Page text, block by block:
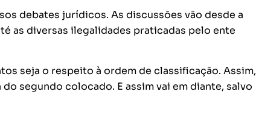
debates jurídicos. As discussões vão desde a
as diversas ilegalidades praticadas pelo ente
seja o respeito à ordem de classificação. Assim,
segundo colocado. E assim vai em diante, salvo